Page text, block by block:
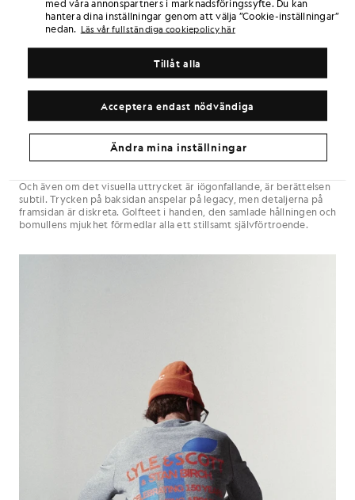
grafiska tryck bär budskap som du gärna vill visa upp. Den
begränsade färgskalan, bestående av marinblått, svart, gråmelerat
och vitt, lyfts fram av oväntade detaljer och stora typsnitt. Det här
är vardagskläder med attityd: bekväma, funktionella och skapade
för att överleva trenderna.
Och även om det visuella uttrycket är iögonfallande, är berättelsen
subtil. Trycken på baksidan anspelar på legacy, men detaljerna på
framsidan är diskreta. Golfteet i handen, den samlade hållningen och
bomullens mjukhet förmedlar alla ett stillsamt självförtroende.
med våra annonspartners i marknadsföringssyfte. Du kan
hantera dina inställningar genom att välja ”Cookie-inställningar”
nedan. Läs vår fullständiga cookiepolicy här
Acceptera endast nödvändiga
Tillåt alla
Ändra mina inställningar